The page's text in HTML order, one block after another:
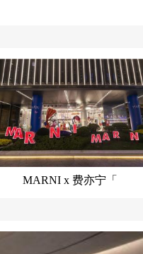
MARNI x 费亦宁「